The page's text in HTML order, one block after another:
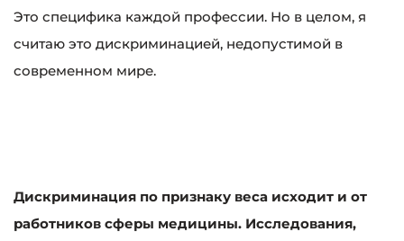
Это специфика каждой профессии. Но в целом, я
считаю это дискриминацией, недопустимой в
современном мире.
Дискриминация по признаку веса исходит и от
работников сферы медицины. Исследования,